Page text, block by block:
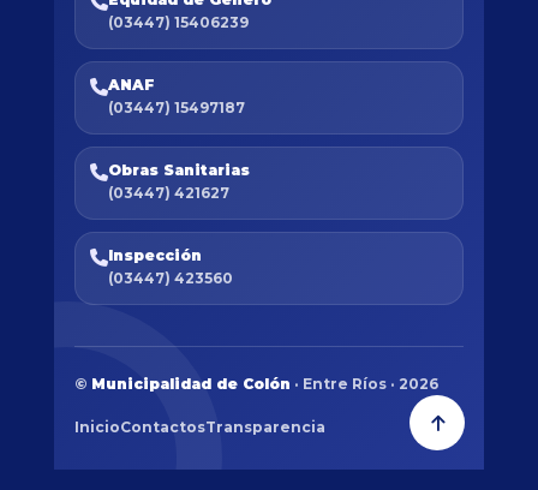
(03447) 15406239
ANAF
(03447) 15497187
Obras Sanitarias
(03447) 421627
Inspección
(03447) 423560
© Municipalidad de Colón · Entre Ríos · 2026
InicioContactosTransparencia